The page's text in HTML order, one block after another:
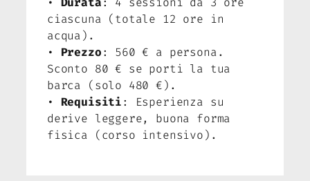
ciascuna (totale 12 ore in
acqua).
• Prezzo: 560 € a persona.
Sconto 80 € se porti la tua
barca (solo 480 €).
• Requisiti: Esperienza su
derive leggere, buona forma
fisica (corso intensivo).